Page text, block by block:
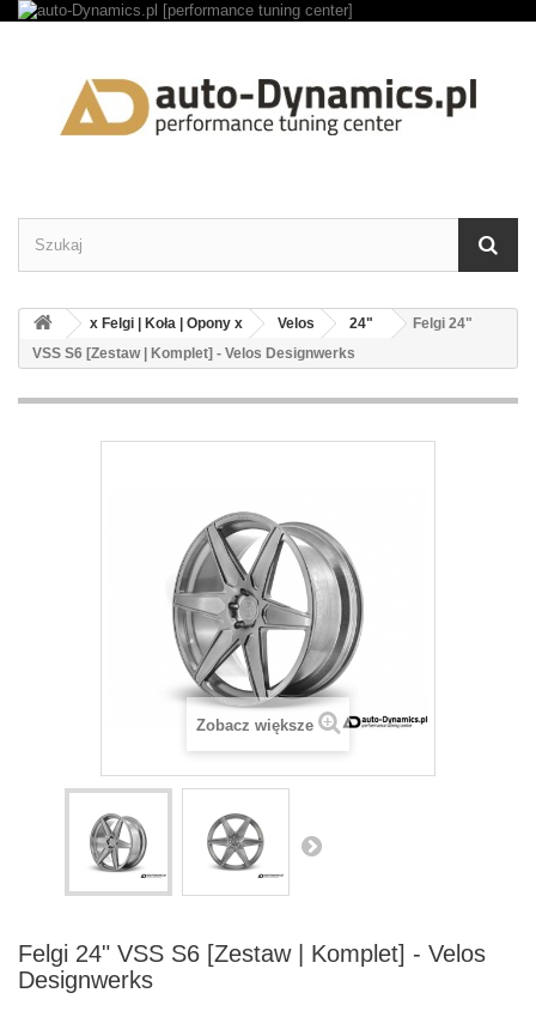
x Felgi | Koła | Opony x Velos 24"
Felgi 24"
VSS S6 [Zestaw | Komplet] - Velos Designwerks
Zobacz większe
Felgi 24" VSS S6 [Zestaw | Komplet] - Velos
Designwerks